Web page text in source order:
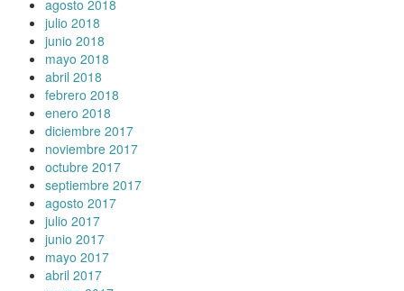
agosto 2018
julio 2018
junio 2018
mayo 2018
abril 2018
febrero 2018
enero 2018
diciembre 2017
noviembre 2017
octubre 2017
septiembre 2017
agosto 2017
julio 2017
junio 2017
mayo 2017
abril 2017